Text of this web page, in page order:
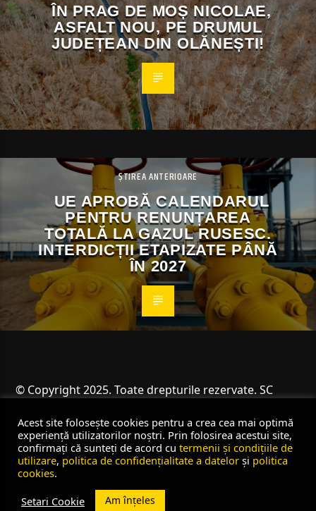
ÎN PRAG DE MOȘ NICOLAE,
ASFALT NOU, PE DRUMUL
JUDEȚEAN DIN OLĂNEȘTI!
ȘTIREA ANTERIOARE
UE APROBĂ CALENDARUL
PENTRU RENUNȚAREA
TOTALĂ LA GAZUL RUSESC.
INTERDICȚII ETAPIZATE PÂNĂ
ÎN 2027
© Copyright 2025. Toate drepturile rezervate. SC
Acest site folosește cookies pentru a crea cea mai optimă
experiență utilizatorilor noștri. Prin folosirea acestui site,
confirmați că sunteți de acord cu termenii și condițiile de
utilizare, politica de confidențialitate a datelor și politica
cookies.
Setari Cookie
Am înțeles